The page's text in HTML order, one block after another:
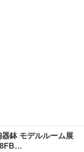
鉢 モデルルーム展